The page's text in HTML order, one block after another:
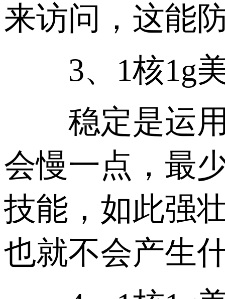
来访问，这能
3、1核1g美
稳定是运用
会慢一点，最
技能，如此强
也就不会产生